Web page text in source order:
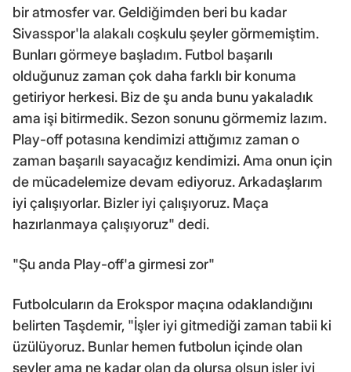
bir atmosfer var. Geldiğimden beri bu kadar
Sivasspor'la alakalı coşkulu şeyler görmemiştim.
Bunları görmeye başladım. Futbol başarılı
olduğunuz zaman çok daha farklı bir konuma
getiriyor herkesi. Biz de şu anda bunu yakaladık
ama işi bitirmedik. Sezon sonunu görmemiz lazım.
Play-off potasına kendimizi attığımız zaman o
zaman başarılı sayacağız kendimizi. Ama onun için
de mücadelemize devam ediyoruz. Arkadaşlarım
iyi çalışıyorlar. Bizler iyi çalışıyoruz. Maça
hazırlanmaya çalışıyoruz" dedi.
"Şu anda Play-off'a girmesi zor"
Futbolcuların da Erokspor maçına odaklandığını
belirten Taşdemir, "İşler iyi gitmediği zaman tabii ki
üzülüyoruz. Bunlar hemen futbolun içinde olan
şeyler ama ne kadar olan da olursa olsun işler iyi